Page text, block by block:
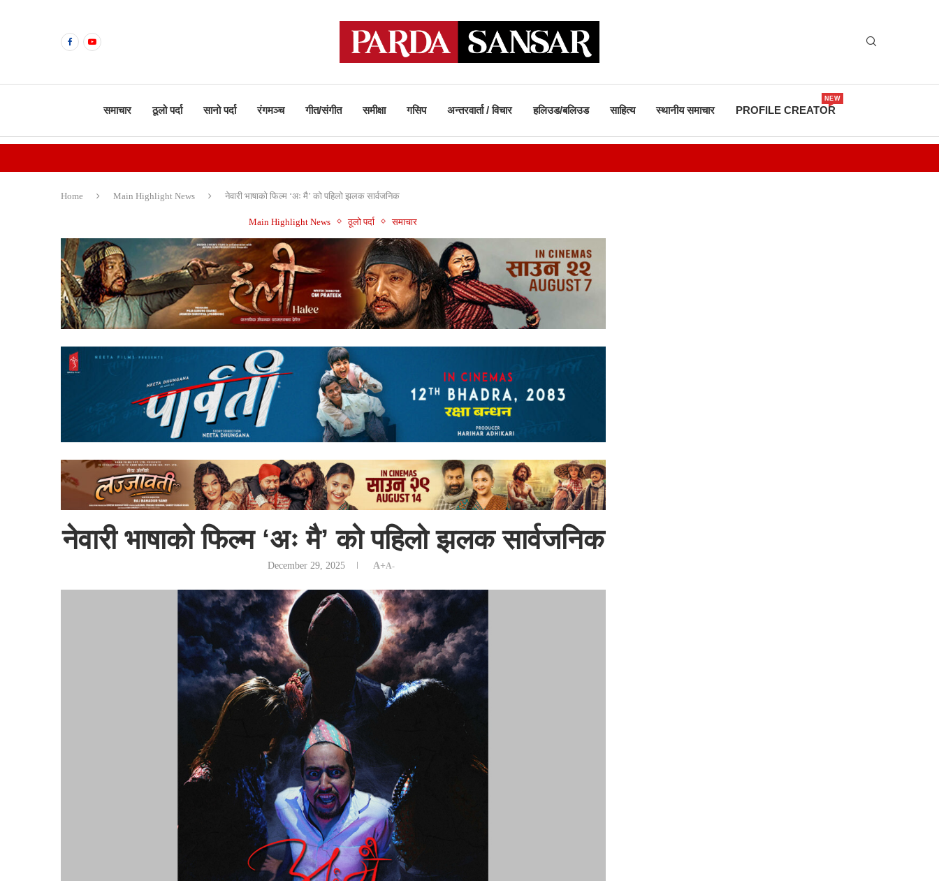
समाचार ठूलो पर्दा सानो पर्दा रंगमञ्च गीत/संगीत समीक्षा गसिप अन्तरवार्ता / विचार हलिउड/बलिउड साहित्य स्थानीय समाचार PROFILE CREATOR
NEW
Home Main Highlight News नेवारी भाषाको फिल्म ‘अः मै’ को पहिलो झलक सार्वजनिक
Main Highlight News ठूलो पर्दा समाचार
नेवारी भाषाको फिल्म ‘अः मै’ को पहिलो झलक सार्वजनिक
December 29, 2025 A+A-